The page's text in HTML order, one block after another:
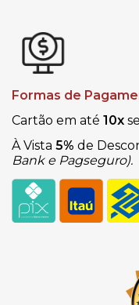
Formas de
Cartão em até 10x
À Vista 5% de
Bank e Pagseguro).